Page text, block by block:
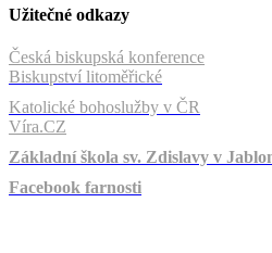
Užitečné odkazy
Česká biskupská konference
Biskupství litoměřické
Katolické bohoslužby v ČR
Víra.CZ
Základní škola sv. Zdislavy v
Facebook farnosti